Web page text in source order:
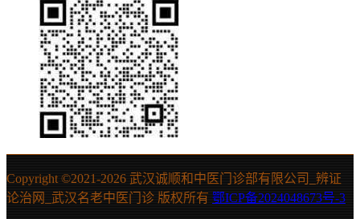
Copyright ©2021-2026 武汉诚顺和中医门诊部有限公司_辨证
论治网_武汉名老中医门诊 版权所有 鄂ICP备2024048673号-3